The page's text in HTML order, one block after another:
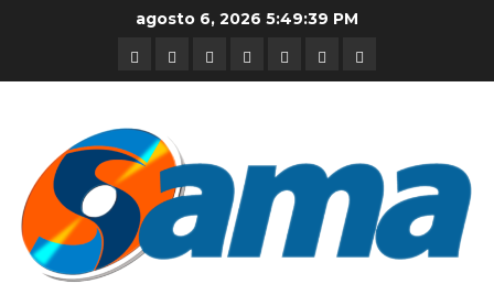
agosto 6, 2026 5:49:39 PM
DURANGO
NACIONAL
INTERNACIONAL
DEPORTES
ENTRETENIMIENTO
CIENCIA
Y
OPINION